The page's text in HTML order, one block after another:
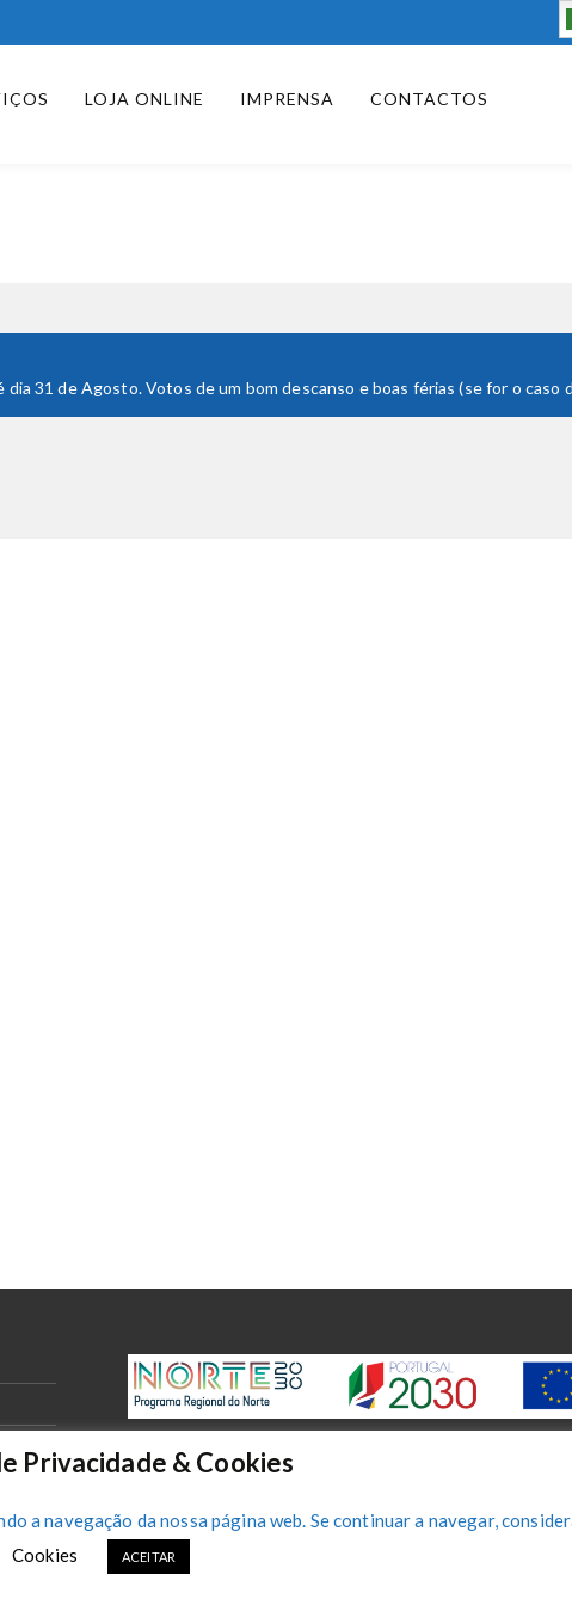
LOJA ONLINE IMPRENSA CONTACTOS
31 de Agosto. Votos de um bom descanso e boas férias (se for o caso
Privacidade & Cookies
a navegação da nossa página web. Se continuar a navegar,
Cookies
ACEITAR